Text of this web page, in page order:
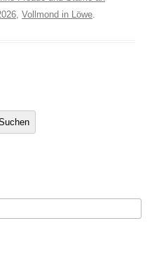
, Vollmond in Löwe.